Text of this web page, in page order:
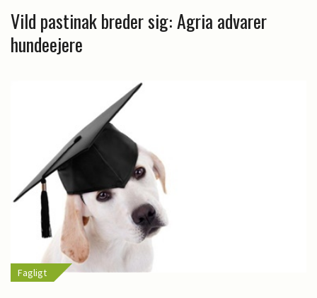
Vild pastinak breder sig: Agria advarer
hundeejere
Fagligt